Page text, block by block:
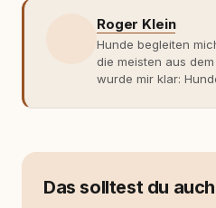
Roger Klein
Hunde begleiten
die meisten aus
wurde mir klar:
Fachwissen. Der
moderner
Das solltest du